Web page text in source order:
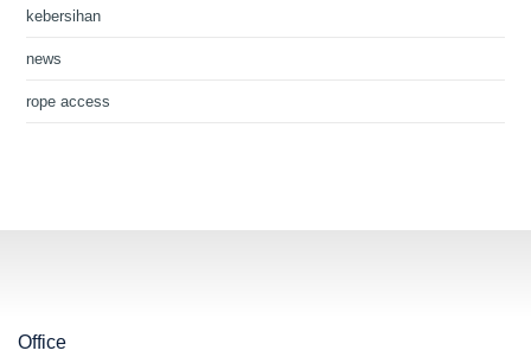
kebersihan
news
rope access
Office